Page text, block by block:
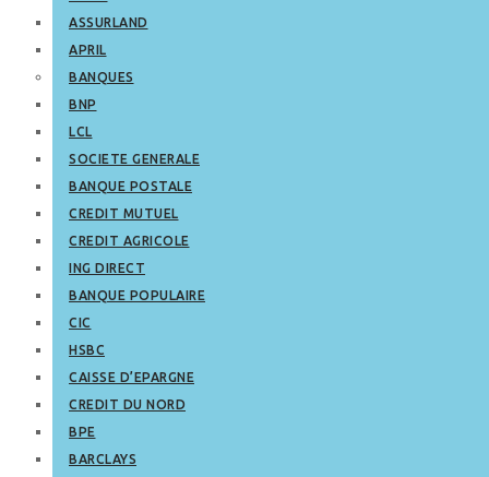
ASSURLAND
APRIL
BANQUES
BNP
LCL
SOCIETE GENERALE
BANQUE POSTALE
CREDIT MUTUEL
CREDIT AGRICOLE
ING DIRECT
BANQUE POPULAIRE
CIC
HSBC
CAISSE D’EPARGNE
CREDIT DU NORD
BPE
BARCLAYS